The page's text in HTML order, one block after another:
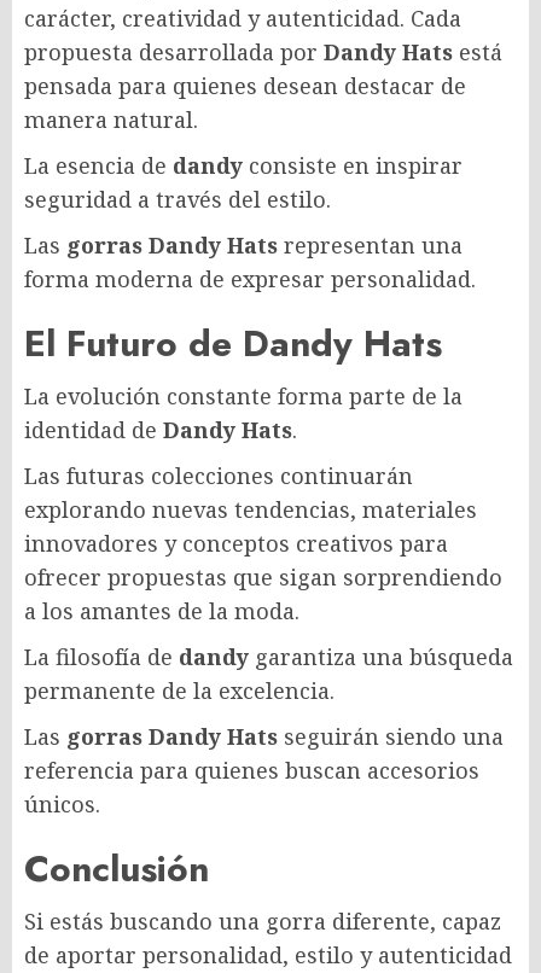
carácter, creatividad y autenticidad. Cada
propuesta desarrollada por Dandy Hats está
pensada para quienes desean destacar de
manera natural.
La esencia de dandy consiste en inspirar
seguridad a través del estilo.
Las gorras Dandy Hats representan una
forma moderna de expresar personalidad.
El Futuro de Dandy Hats
La evolución constante forma parte de la
identidad de Dandy Hats.
Las futuras colecciones continuarán
explorando nuevas tendencias, materiales
innovadores y conceptos creativos para
ofrecer propuestas que sigan sorprendiendo
a los amantes de la moda.
La filosofía de dandy garantiza una búsqueda
permanente de la excelencia.
Las gorras Dandy Hats seguirán siendo una
referencia para quienes buscan accesorios
únicos.
Conclusión
Si estás buscando una gorra diferente, capaz
de aportar personalidad, estilo y autenticidad